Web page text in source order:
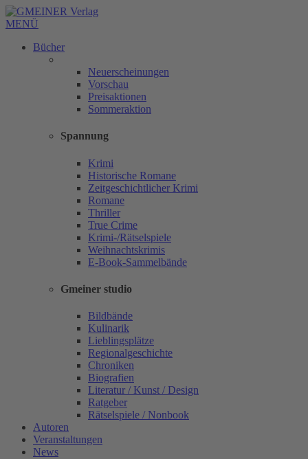
MENÜ
Bücher
Neuerscheinungen
Vorschau
Preisaktionen
Sommeraktion
Spannung
Krimi
Historische Romane
Zeitgeschichtlicher Krimi
Romane
Thriller
True Crime
Krimi-/Rätselspiele
Weihnachtskrimis
E-Book-Sammelbände
Gmeiner studio
Bildbände
Kulinarik
Lieblingsplätze
Regionalgeschichte
Chroniken
Biografien
Literatur / Kunst / Design
Ratgeber
Rätselspiele / Nonbook
Autoren
Veranstaltungen
News